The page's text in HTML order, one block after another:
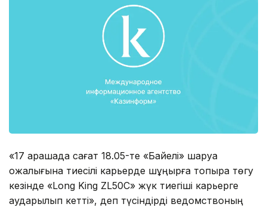
«17 қарашада сағат 18.05-те «Байелі» шаруа
қожалығына тиесілі карьерде шұңқырға топырақ төгу
кезінде «Long King ZL50C» жүк тиегіші карьерге
аударылып кетті», деп түсіндірді ведомствоның